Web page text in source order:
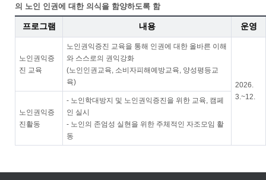
의 노인 인권에 대한 의식을 함양하도록 함
프로그램 내용 운영
노인권익증
진 교육
노인권익증진 교육을 통해 인권에 대한 올바른 이해
와 스스로의 권익강화
(노인인권교육, 소비자피해예방교육, 양성평등교
육)
2026.
3.~12.
노인권익증
진활동
- 노인학대방지 및 노인권익증진을 위한 교육, 캠페
인 실시
- 노인의 존엄성 실현을 위한 주체적인 자조모임 활
동